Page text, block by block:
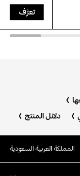
تعرَّف
دلائل المنتج
المملكة العربية السعودية